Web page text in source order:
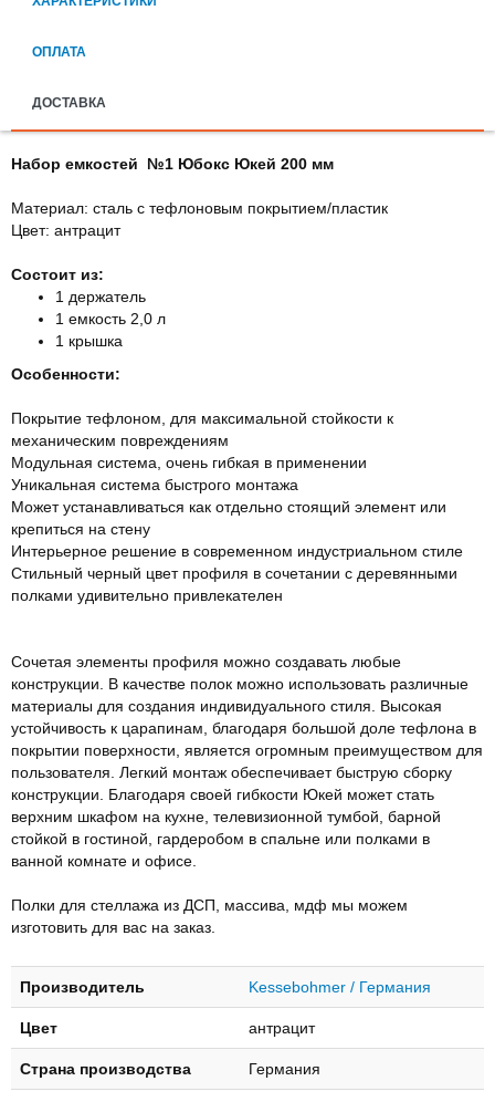
ОПЛАТА
ДОСТАВКА
Набор емкостей №1 Юбокс Юкей 200 мм
Материал: сталь с тефлоновым покрытием/пластик
Цвет: антрацит
Состоит из:
1 держатель
1 емкость 2,0 л
1 крышка
Особенности:
Покрытие тефлоном, для максимальной стойкости к
механическим повреждениям
Модульная система, очень гибкая в применении
Уникальная система быстрого монтажа
Может устанавливаться как отдельно стоящий элемент или
крепиться на стену
Интерьерное решение в современном индустриальном стиле
Стильный черный цвет профиля в сочетании с деревянными
полками удивительно привлекателен
Сочетая элементы профиля можно создавать любые
конструкции. В качестве полок можно использовать различные
материалы для создания индивидуального стиля. Высокая
устойчивость к царапинам, благодаря большой доле тефлона в
покрытии поверхности, является огромным преимуществом для
пользователя. Легкий монтаж обеспечивает быструю сборку
конструкции. Благодаря своей гибкости Юкей может стать
верхним шкафом на кухне, телевизионной тумбой, барной
стойкой в гостиной, гардеробом в спальне или полками в
ванной комнате и офисе.
Полки для стеллажа из ДСП, массива, мдф мы можем
изготовить для вас на заказ.
Производитель Kessebohmer / Германия
Цвет антрацит
Страна производства Германия